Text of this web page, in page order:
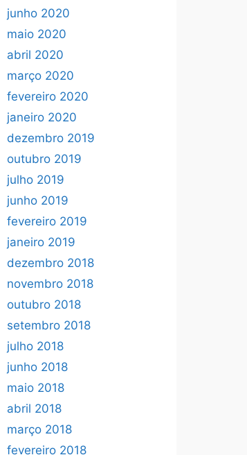
junho 2020
maio 2020
abril 2020
março 2020
fevereiro 2020
janeiro 2020
dezembro 2019
outubro 2019
julho 2019
junho 2019
fevereiro 2019
janeiro 2019
dezembro 2018
novembro 2018
outubro 2018
setembro 2018
julho 2018
junho 2018
maio 2018
abril 2018
março 2018
fevereiro 2018